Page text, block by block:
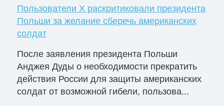
Пользователи X раскритиковали президента
Польши за желание сберечь американских
солдат
После заявления президента Польши
Анджея Дуды о необходимости прекратить
действия России для защиты американских
солдат от возможной гибели, пользова...